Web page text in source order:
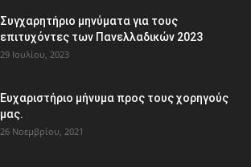
Συγχαρητήριο μηνύματα για τους
επιτυχόντες των Πανελλαδικών 2023
29 Ιουλίου, 2023
Ευχαριστήριο μήνυμα προς τους χορηγούς
μας.
26 Νοεμβρίου, 2021